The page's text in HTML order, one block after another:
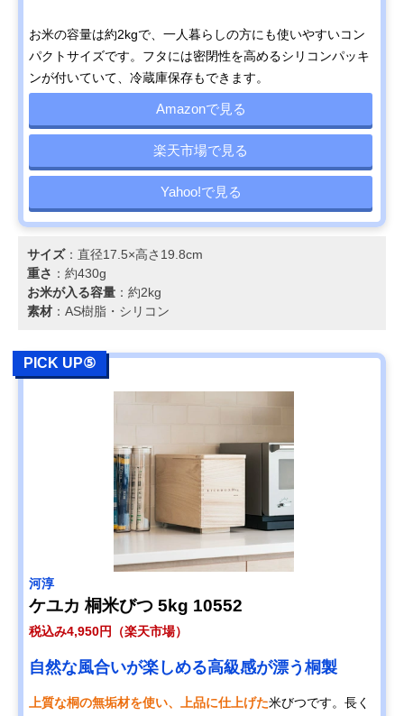
お米の容量は約2kgで、一人暮らしの方にも使いやすいコン
パクトサイズです。フタには密閉性を高めるシリコンパッキ
ンが付いていて、冷蔵庫保存もできます。
Amazonで見る
楽天市場で見る
Yahoo!で見る
サイズ：直径17.5×高さ19.8cm
重さ ：約430g
お米が入る容量 ：約2kg
素材 ：AS樹脂・シリコン
PICK UP⑤
河淳
ケユカ 桐米びつ 5kg 10552
税込み4,950円（楽天市場）
自然な風合いが楽しめる高級感が漂う桐製
上質な桐の無垢材を使い、上品に仕上げた米びつです。長く